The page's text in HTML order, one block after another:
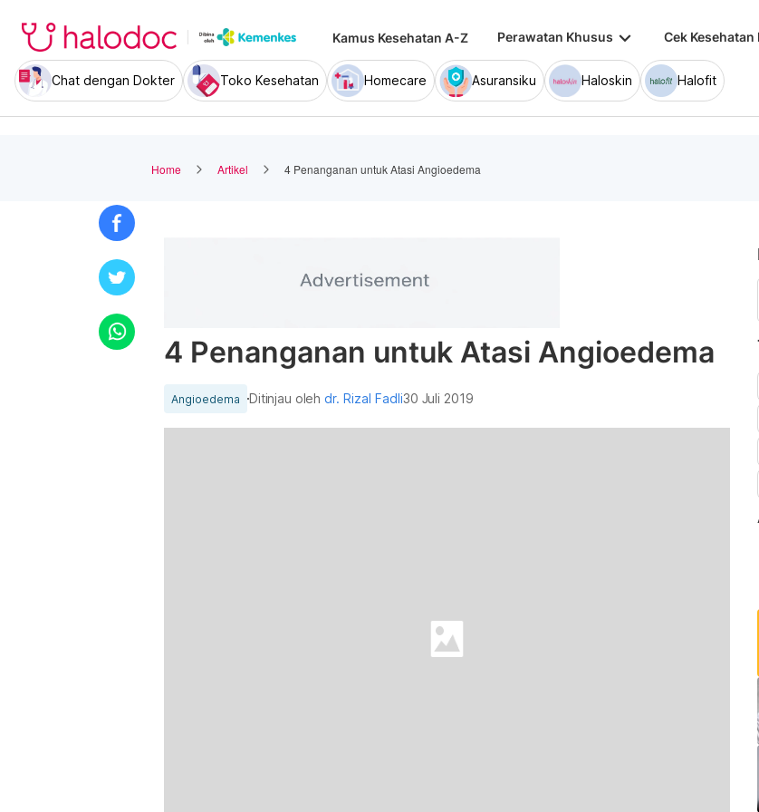
Kamus Kesehatan A-Z Perawatan Khusus keyboard_arrow_down Cek
Chat dengan Dokter Toko Kesehatan Homecare Asuransiku Haloskin Halofit
Home Artikel 4 Penanganan untuk Atasi Angioedema
4 Penanganan untuk Atasi Angioedema
Angioedema Ditinjau olehdr. Rizal Fadli30 Juli 2019